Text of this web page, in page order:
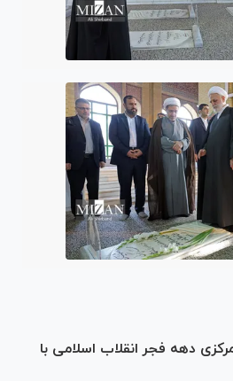
دهه فجر انقلاب اسلامی با